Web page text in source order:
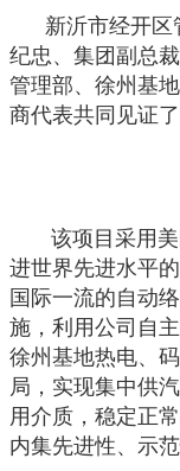
新沂市经开区
纪忠、集团副总
管理部、徐州基
商代表共同见证
该项目采用美
进世界先进水平
国际一流的自动
施，利用公司自
徐州基地热电、
局，实现集中供
用介质，稳定正
内集先进性、示